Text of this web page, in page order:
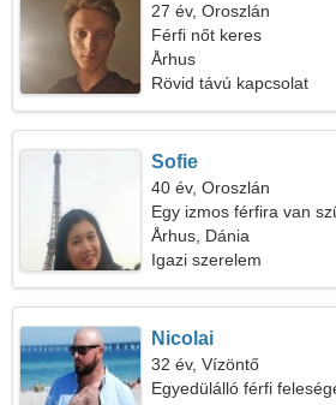
27 év, Oroszlán
Férfi nőt keres
Århus
Rövid távú kapcsolat
Sofie
40 év, Oroszlán
Egy izmos férfira van
sétához
Århus, Dánia
Igazi szerelem
Nicolai
32 év, Vízöntő
Egyedülálló férfi